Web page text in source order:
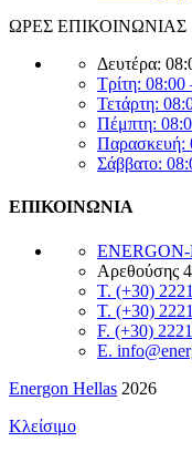
ΩΡΕΣ ΕΠΙΚΟΙΝΩΝΙΑΣ
Δευτέρα:
Τρίτη:
Τετάρτη:
Πέμπτη:
Παρασκευή:
Σάββατο:
ΕΠΙΚΟΙΝΩΝΙΑ
Αρεθούσης
T. (+30)
T. (+30)
F. (+30)
E.
Energon Hellas 2026
Κλείσιμο